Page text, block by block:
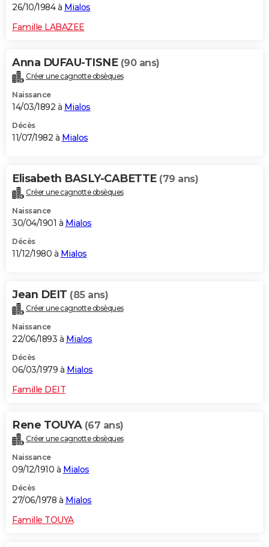
26/10/1984 à Mialos
Famille LABAZEE
Anna DUFAU-TISNE (90 ans)
Créer une cagnotte obsèques
Naissance
14/03/1892 à Mialos
Décès
11/07/1982 à Mialos
Elisabeth BASLY-CABETTE (79 ans)
Créer une cagnotte obsèques
Naissance
30/04/1901 à Mialos
Décès
11/12/1980 à Mialos
Jean DEIT (85 ans)
Créer une cagnotte obsèques
Naissance
22/06/1893 à Mialos
Décès
06/03/1979 à Mialos
Famille DEIT
Rene TOUYA (67 ans)
Créer une cagnotte obsèques
Naissance
09/12/1910 à Mialos
Décès
27/06/1978 à Mialos
Famille TOUYA